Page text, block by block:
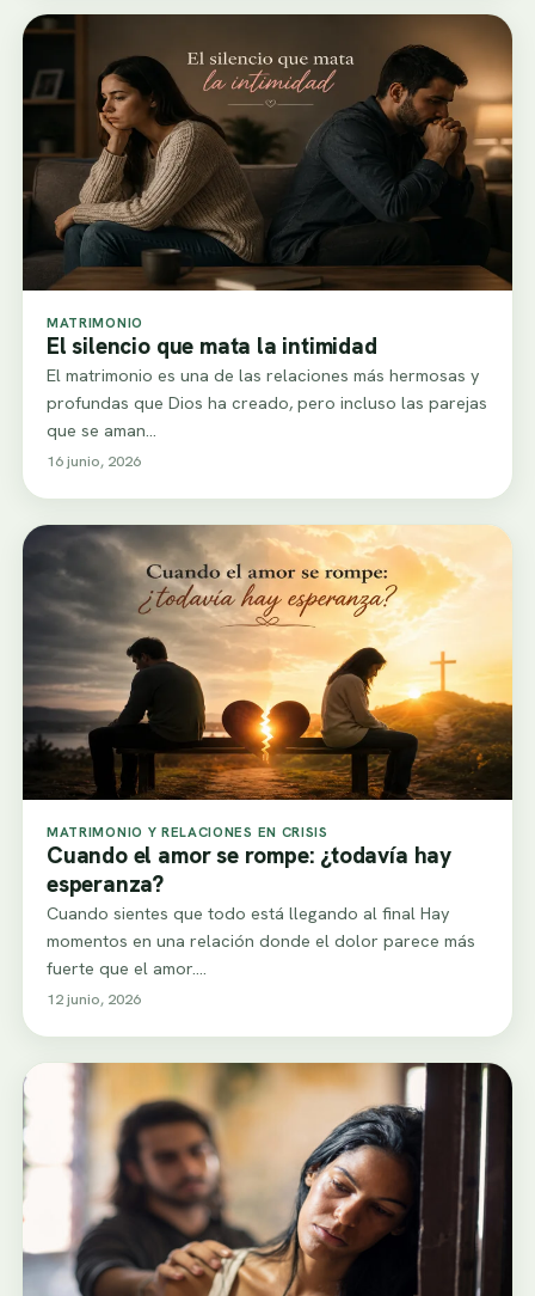
MATRIMONIO
El silencio que mata la intimidad
El matrimonio es una de las relaciones más hermosas y
profundas que Dios ha creado, pero incluso las parejas
que se aman…
16 junio, 2026
MATRIMONIO Y RELACIONES EN CRISIS
Cuando el amor se rompe: ¿todavía hay
esperanza?
Cuando sientes que todo está llegando al final Hay
momentos en una relación donde el dolor parece más
fuerte que el amor.…
12 junio, 2026